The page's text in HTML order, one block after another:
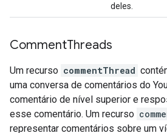
deles.
CommentThreads
Um recurso commentThread
uma conversa de comentários do
comentário de nível superior e
esse comentário. Um recurso
representar comentários sobre um